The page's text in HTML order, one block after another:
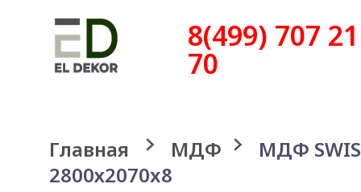
8(499) 707 21
70
Главная МДФ
МДФ
2800х2070x8